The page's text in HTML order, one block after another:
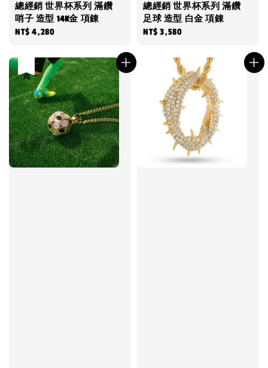
總經銷 世界杯系列 滿鑽
哨子 造型 14K金 項錬
Regular
NT$ 4,280
總經銷 世界杯系列 滿鑽
足球 造型 白金 項錬
Regular
NT$ 3,580